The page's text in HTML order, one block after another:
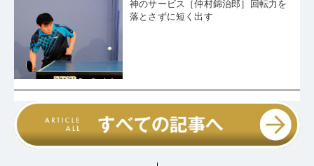
神のサービス［仲村錦治郎］回転力を
落とさずに短く出す